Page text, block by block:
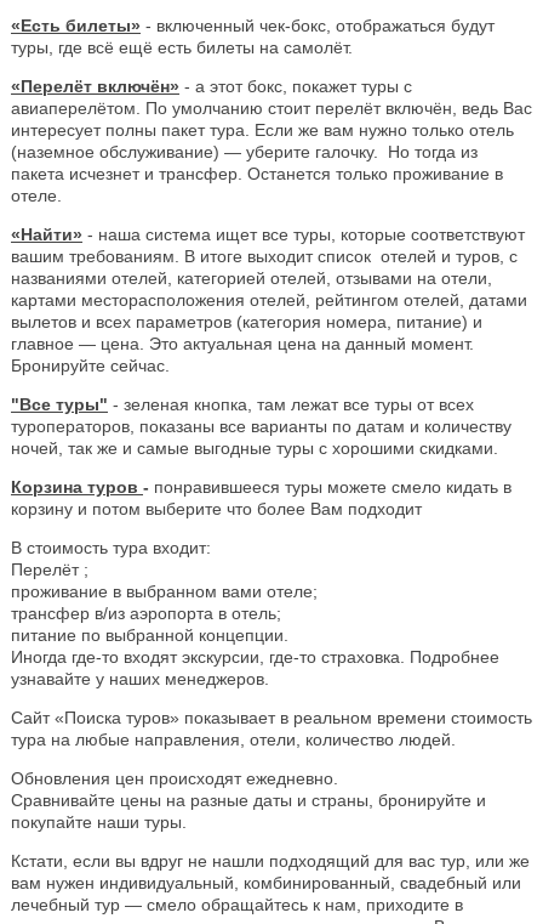
«Есть билеты» - включенный чек-бокс, отображаться будут
туры, где всё ещё есть билеты на самолёт.
«Перелёт включён» - а этот бокс, покажет туры с
авиаперелётом. По умолчанию стоит перелёт включён, ведь Вас
интересует полны пакет тура. Если же вам нужно только отель
(наземное обслуживание) — уберите галочку. Но тогда из
пакета исчезнет и трансфер. Останется только проживание в
отеле.
«Найти» - наша система ищет все туры, которые соответствуют
вашим требованиям. В итоге выходит список отелей и туров, с
названиями отелей, категорией отелей, отзывами на отели,
картами месторасположения отелей, рейтингом отелей, датами
вылетов и всех параметров (категория номера, питание) и
главное — цена. Это актуальная цена на данный момент.
Бронируйте сейчас.
"Все туры" - зеленая кнопка, там лежат все туры от всех
туроператоров, показаны все варианты по датам и количеству
ночей, так же и самые выгодные туры с хорошими скидками.
Корзина туров - понравившееся туры можете смело кидать в
корзину и потом выберите что более Вам подходит
В стоимость тура входит:
Перелёт ;
проживание в выбранном вами отеле;
трансфер в/из аэропорта в отель;
питание по выбранной концепции.
Иногда где-то входят экскурсии, где-то страховка. Подробнее
узнавайте у наших менеджеров.
Сайт «Поиска туров» показывает в реальном времени стоимость
тура на любые направления, отели, количество людей.
Обновления цен происходят ежедневно.
Сравнивайте цены на разные даты и страны, бронируйте и
покупайте наши туры.
Кстати, если вы вдруг не нашли подходящий для вас тур, или же
вам нужен индивидуальный, комбинированный, свадебный или
лечебный тур — смело обращайтесь к нам, приходите в